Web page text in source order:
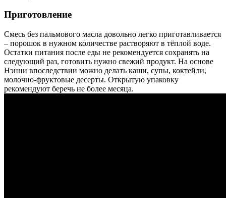
Приготовление
Смесь без пальмового масла довольно легко приготавливается
– порошок в нужном количестве растворяют в тёплой воде.
Остатки питания после еды не рекомендуется сохранять на
следующий раз, готовить нужно свежий продукт. На основе
Нэнни впоследствии можно делать каши, супы, коктейли,
молочно-фруктовые десерты. Открытую упаковку
рекомендуют беречь не более месяца.